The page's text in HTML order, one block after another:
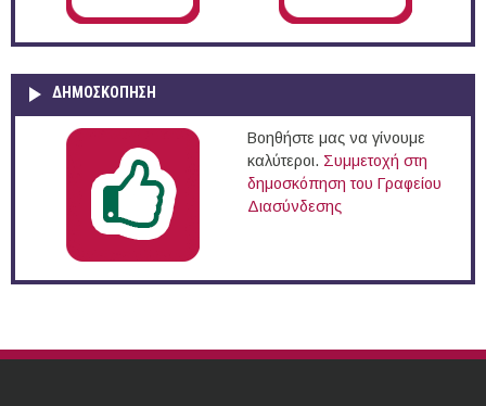
ΔΗΜΟΣΚΌΠΗΣΗ
Βοηθήστε μας να γίνουμε
καλύτεροι. Συμμετοχή στη
δημοσκόπηση του Γραφείου
Διασύνδεσης